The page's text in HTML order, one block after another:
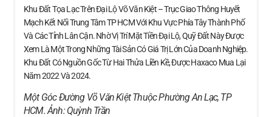
Khu Đất Tọa Lạc Trên Đại Lộ Võ Văn Kiệt – Trục Giao Thông Huyết
Mạch Kết Nối Trung Tâm TP HCM Với Khu Vực Phía Tây Thành Phố
Và Các Tỉnh Lân Cận. Nhờ Vị Trí Mặt Tiền Đại Lộ, Quỹ Đất Này Được
Xem Là Một Trong Những Tài Sản Có Giá Trị Lớn Của Doanh Nghiệp.
Khu Đất Có Nguồn Gốc Từ Hai Thửa Liền Kề, Được Haxaco Mua Lại
Năm 2022 Và 2024.
Một Góc Đường Võ Văn Kiệt Thuộc Phường An Lạc, TP
HCM. Ảnh:Quỳnh Trần